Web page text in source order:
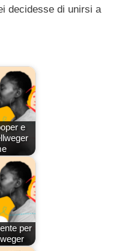
decidesse di unirsi a
e
per